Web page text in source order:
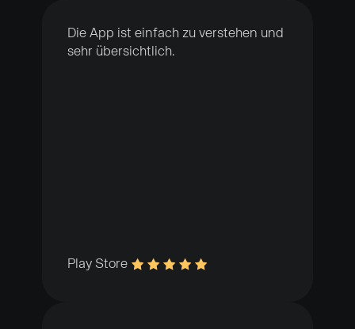
Die App ist einfach zu verstehen und
sehr übersichtlich.
Play Store